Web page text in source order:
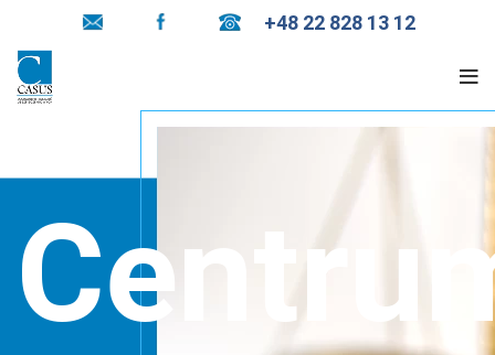
+48 22 828 13 12